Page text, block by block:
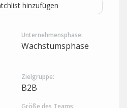
hinzufügen
Unternehmensphase:
Wachstumsphase
Zielgruppe:
B2B
Größe des Teams: